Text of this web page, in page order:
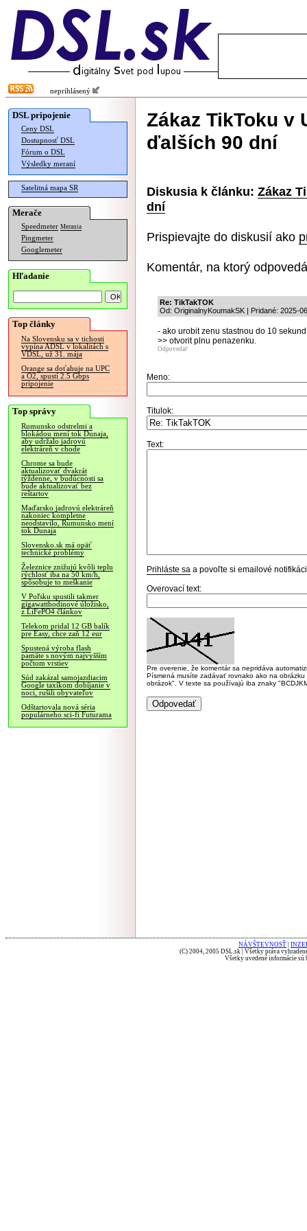
neprihlásený
DSL pripojenie
Ceny DSL
Dostupnosť DSL
Fórum o DSL
Výsledky meraní
Satelitná mapa SR
Merače
Speedmeter Merania
Pingmeter
Googlemeter
Hľadanie
Top články
Na Slovensku sa v tichosti
vypína ADSL v lokalitách s
VDSL, už 31. mája
Orange sa doťahuje na UPC
a O2, spustí 2.5 Gbps
pripojenie
Top správy
Rumunsko odstrelmi a
blokádou mení tok Dunaja,
aby udržalo jadrovú
elektráreň v chode
Chrome sa bude
aktualizovať dvakrát
týždenne, v budúcnosti sa
bude aktualizovať bez
reštartov
Maďarsko jadrovú elektráreň
nakoniec kompletne
neodstavilo, Rumunsko mení
tok Dunaja
Slovensko.sk má opäť
technické problémy
Železnice znižujú kvôli teplu
rýchlosť iba na 50 km/h,
spôsobuje to meškanie
V Poľsku spustili takmer
gigawatthodinové úložisko,
z LiFePO4 článkov
Telekom pridal 12 GB balík
pre Easy, chce zaň 12 eur
Spustená výroba flash
pamäte s novým najvyšším
počtom vrstiev
Súd zakázal samojazdiacim
Google taxíkom dobíjanie v
noci, rušili obyvateľov
Odštartovala nová séria
populárneho sci-fi Futurama
Zákaz TikToku v
ďalších 90 dní
Diskusia k článku: Zákaz
dní
Prispievajte do diskusií ako
Komentár, na ktorý
Re: TikTakTOK
Od: OriginalnyKoumakSK | Pridané: 2025-
- ako urobit zenu stastnou do 10 sekund
>> otvorit plnu penazenku.
Odpovedať
Meno:
Titulok:
Text:
Prihláste sa a povoľte si emailové
Overovací text:
Pre overenie, že komentár sa nepridáva
Písmená musíte zadávať rovnako ako na
obrázok". V texte sa používajú iba znaky
NÁVŠTEVNOSŤ
(C) 2004, 2005 DSL.sk | Všetky práva
Všetky uvedené informácie sú